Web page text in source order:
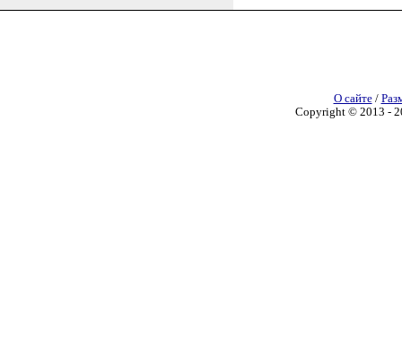
О сайте/
Copyright © 2013 -